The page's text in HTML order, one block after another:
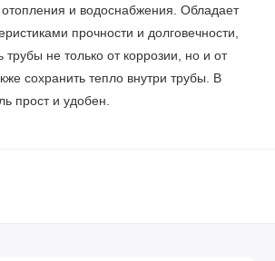
отопления и водоснабжения. Обладает
прочности и долговечности,
трубы не только от коррозии, но и от
сохранить тепло внутри трубы. В
прост и удобен.